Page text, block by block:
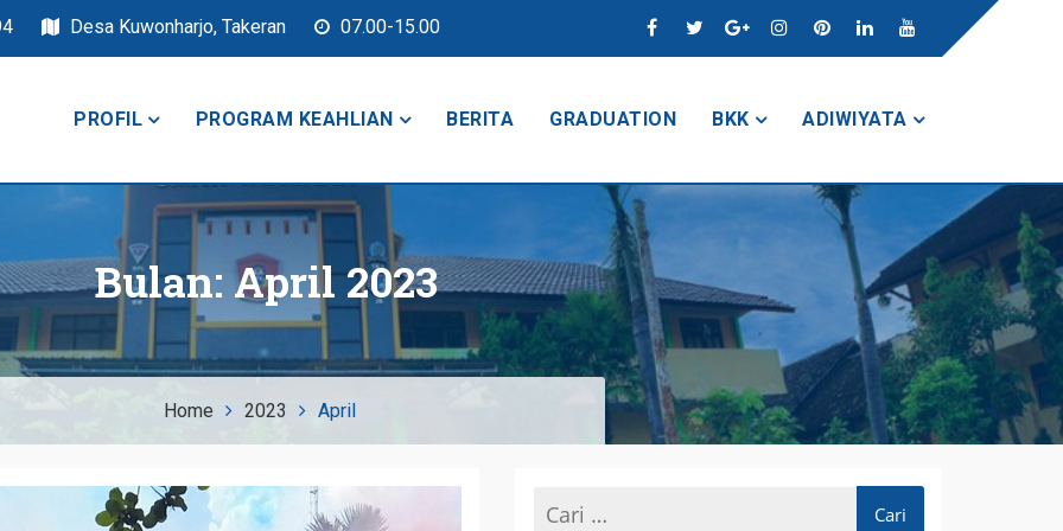
Desa Kuwonharjo, Takeran 07.00-15.00
PROFIL PROGRAM KEAHLIAN BERITA GRADUATION BKK ADIWIYATA
Bulan: April 2023
Home 2023 April